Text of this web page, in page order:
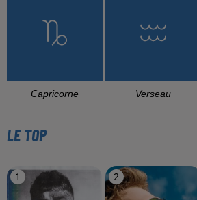
Capricorne Verseau
LE TOP
1 2